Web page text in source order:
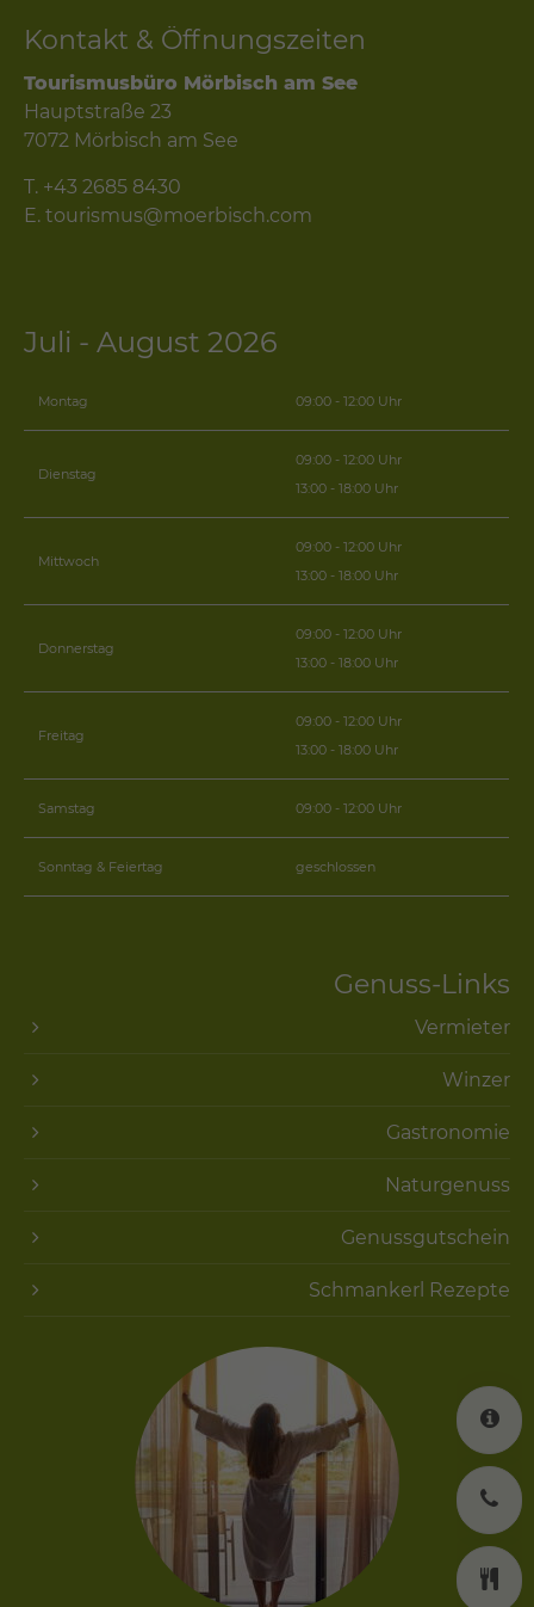
Kontakt & Öffnungszeiten
Tourismusbüro Mörbisch am See
Hauptstraße 23
7072 Mörbisch am See
T. +43 2685 8430
E. tourismus@moerbisch.com
Juli - August 2026
Montag 09:00 - 12:00 Uhr
Dienstag
09:00 - 12:00 Uhr
13:00 - 18:00 Uhr
Mittwoch
09:00 - 12:00 Uhr
13:00 - 18:00 Uhr
Donnerstag
09:00 - 12:00 Uhr
13:00 - 18:00 Uhr
Freitag
09:00 - 12:00 Uhr
13:00 - 18:00 Uhr
Samstag 09:00 - 12:00 Uhr
Sonntag & Feiertag geschlossen
Genuss-Links
Vermieter
Winzer
Gastronomie
Naturgenuss
Genussgutschein
Schmankerl Rezepte